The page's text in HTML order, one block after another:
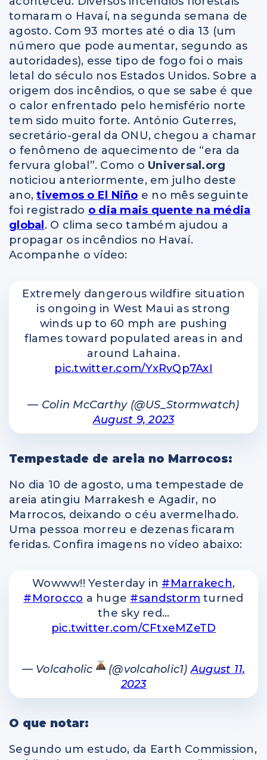
tomaram o Havaí, na segunda semana de
agosto. Com 93 mortes até o dia 13 (um
número que pode aumentar, segundo as
autoridades), esse tipo de fogo foi o mais
letal do século nos Estados Unidos. Sobre a
origem dos incêndios, o que se sabe é que
o calor enfrentado pelo hemisfério norte
tem sido muito forte. António Guterres,
secretário-geral da ONU, chegou a chamar
o fenômeno de aquecimento de “era da
fervura global”. Como o Universal.org
noticiou anteriormente, em julho deste
ano,tivemos o El Niño e no mês seguinte
foi registrado o dia mais quente na média
global . O clima seco também ajudou a
propagar os incêndios no Havaí.
Acompanhe o vídeo:
Extremely dangerous wildfire situation
is ongoing in West Maui as strong
winds up to 60 mph are pushing
flames toward populated areas in and
around Lahaina.
pic.twitter.com/YxRvQp7AxI
— Colin McCarthy (@US_Stormwatch)
August 9, 2023
Tempestade de areia no Marrocos:
No dia 10 de agosto, uma tempestade de
areia atingiu Marrakesh e Agadir, no
Marrocos, deixando o céu avermelhado.
Uma pessoa morreu e dezenas ficaram
feridas. Confira imagens no vídeo abaixo:
Wowww!! Yesterday in #Marrakech,
#Morocco a huge #sandstorm turned
the sky red…
pic.twitter.com/CFtxeMZeTD
— Volcaholic (@volcaholic1)August 11,
2023
O que notar:
Segundo um estudo, da Earth Commission,